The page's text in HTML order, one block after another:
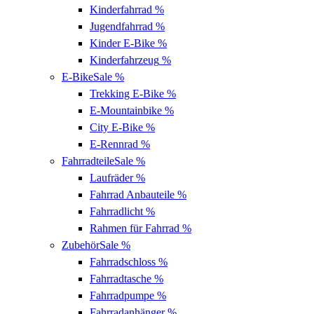
Kinderfahrrad %
Jugendfahrrad %
Kinder E-Bike %
Kinderfahrzeug %
E-BikeSale %
Trekking E-Bike %
E-Mountainbike %
City E-Bike %
E-Rennrad %
FahrradteileSale %
Laufräder%
Fahrrad Anbauteile %
Fahrradlicht %
Rahmen für Fahrrad %
ZubehörSale %
Fahrradschloss %
Fahrradtasche %
Fahrradpumpe %